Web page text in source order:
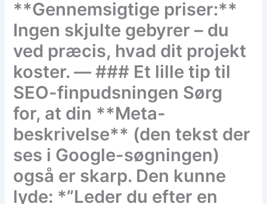
**Gennemsigtige priser:**
Ingen skjulte gebyrer – du
ved præcis, hvad dit projekt
koster. — ### Et lille tip til
SEO-finpudsningen Sørg
for, at din **Meta-
beskrivelse** (den tekst der
ses i Google-søgningen)
også er skarp. Den kunne
lyde: *”Leder du efter en